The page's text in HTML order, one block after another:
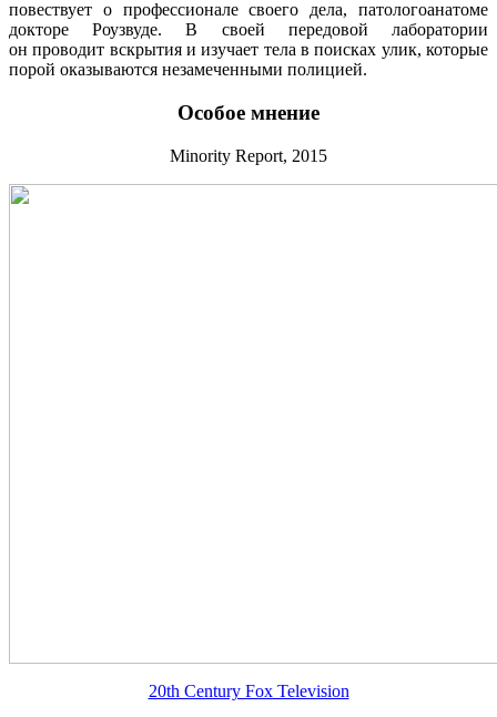
повествует о профессионале своего дела, патологоанатоме
докторе Роузвуде. В своей передовой лаборатории
он проводит вскрытия и изучает тела в поисках улик, которые
порой оказываются незамеченными полицией.
Особое мнение
Minority Report, 2015
20th Century Fox Television